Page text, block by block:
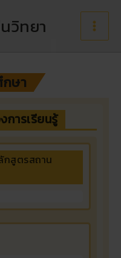
วิทยา
ษา
ารเรียนรู้
กสูตรสถาน